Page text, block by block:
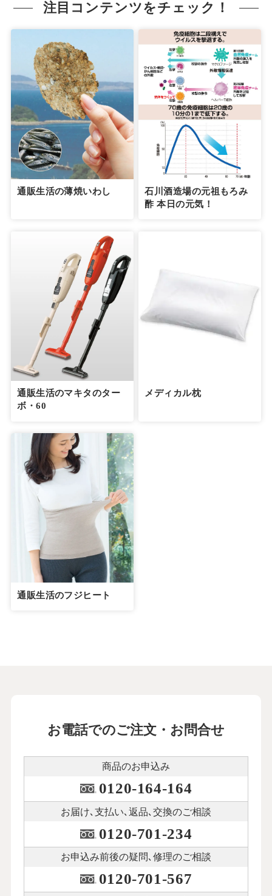
注目コンテンツをチェック！
通販生活の薄焼いわし
石川酒造場の元祖もろみ
酢 本日の元気！
通販生活のマキタのター
ボ・60
メディカル枕
通販生活のフジヒート
お電話でのご注文・お問合せ
商品のお申込み
0120-164-164
お届け､支払い､ 返品､交換のご相談
0120-701-234
お申込み前後の疑問､修理のご相談
0120-701-567